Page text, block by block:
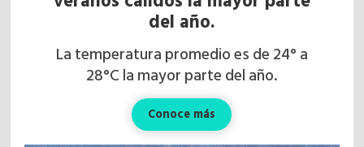
del año.
La temperatura promedio es de 24° a
28°C la mayor parte del año.
Conoce más